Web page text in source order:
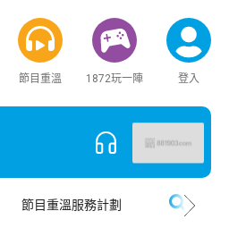
節目重溫 1872玩一陣 登入
節目重溫服務計劃